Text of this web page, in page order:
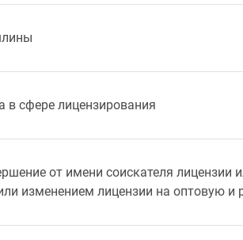
в сфере лицензирования
от имени соискателя лицензии
изменением лицензии на оптовую